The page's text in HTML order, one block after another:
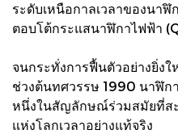
ระดับเหนือกาลเวลาของนา
ตอบโต้กระแสนาฬิกาไฟฟ้า
จนกระทั่งการฟื้นตัวอย่างยิ่ง
ช่วงต้นทศวรรษ 1990 นาฬิก
หนึ่งในสัญลักษณ์ร่วมสมัยที่ส
แห่งโลกเวลาอย่างแท้จริง